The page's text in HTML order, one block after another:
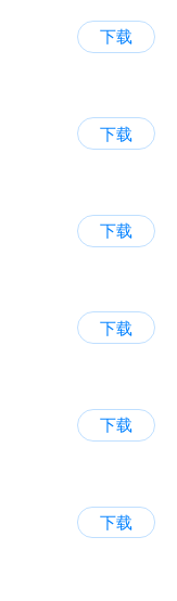
下载
下载
下载
下载
下载
下载